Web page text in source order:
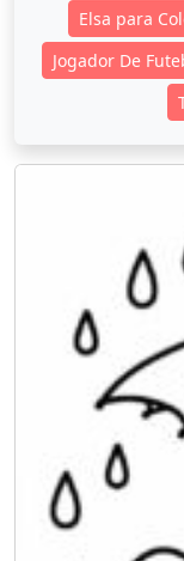
Elsa para
Jogador De